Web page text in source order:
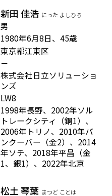
新田 佳浩 にった よしひろ
男
1980年6月8日、45歳
東京都江東区
－
株式会社日立ソリューショ
ンズ
LW8
1998年長野、2002年ソル
トレークシティ（銅1）、
2006年トリノ、2010年バ
ンクーバー（金2）、2014
年ソチ、2018年平昌（金
1、銀1）、2022年北京
松土 琴葉 まつど ことは